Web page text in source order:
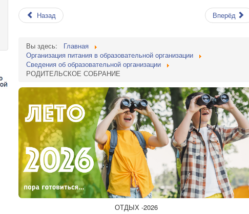
Назад Вперёд
Вы здесь:
Главная
Организация питания в образовательной организации
Сведения об образовательной организации
РОДИТЕЛЬСКОЕ СОБРАНИЕ
ОТДЫХ -2026